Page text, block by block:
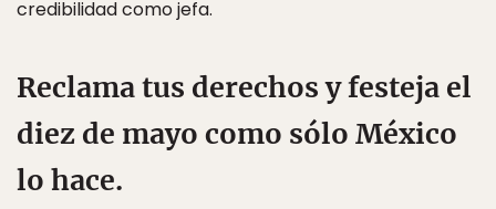
credibilidad como jefa.
Reclama tus derechos y festeja el
diez de mayo como sólo México
lo hace.